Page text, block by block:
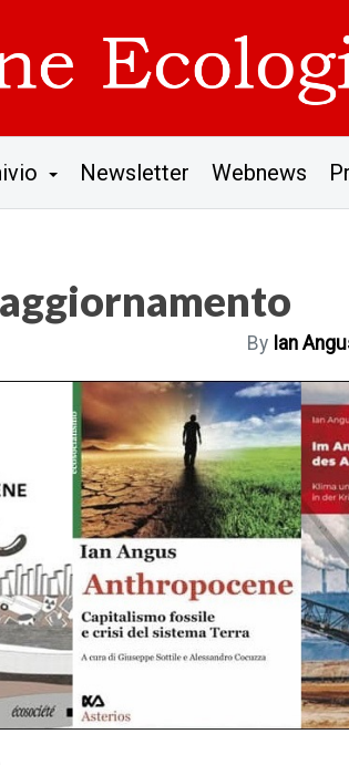
Newsletter Webnews
By Ian